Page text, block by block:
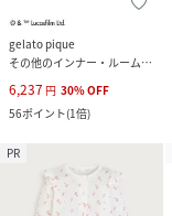
gelato pique
その他のインナー・ルームウェア
6,237 円 30%OFF
56ポイント(1倍)
PR